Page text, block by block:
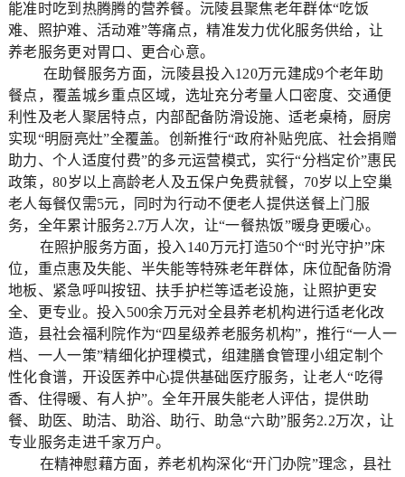
能准时吃到热腾腾的营养餐。沅陵县聚焦老年群体“吃饭
难、照护难、活动难”等痛点，精准发力优化服务供给，让
养老服务更对胃口、更合心意。
在助餐服务方面，沅陵县投入120万元建成9个老年助
餐点，覆盖城乡重点区域，选址充分考量人口密度、交通便
利性及老人聚居特点，内部配备防滑设施、适老桌椅，厨房
实现“明厨亮灶”全覆盖。创新推行“政府补贴兜底、社会捐赠
助力、个人适度付费”的多元运营模式，实行“分档定价”惠民
政策，80岁以上高龄老人及五保户免费就餐，70岁以上空巢
老人每餐仅需5元，同时为行动不便老人提供送餐上门服
务，全年累计服务2.7万人次，让“一餐热饭”暖身更暖心。
在照护服务方面，投入140万元打造50个“时光守护”床
位，重点惠及失能、半失能等特殊老年群体，床位配备防滑
地板、紧急呼叫按钮、扶手护栏等适老设施，让照护更安
全、更专业。投入500余万元对全县养老机构进行适老化改
造，县社会福利院作为“四星级养老服务机构”，推行“一人一
档、一人一策”精细化护理模式，组建膳食管理小组定制个
性化食谱，开设医养中心提供基础医疗服务，让老人“吃得
香、住得暖、有人护”。全年开展失能老人评估，提供助
餐、助医、助洁、助浴、助行、助急“六助”服务2.2万次，让
专业服务走进千家万户。
在精神慰藉方面，养老机构深化“开门办院”理念，县社